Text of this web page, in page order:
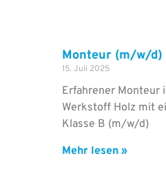
Monteur (m/w/d)
15. Juli 2025
Erfahrener Monteur
Werkstoff Holz mit
Klasse B (m/w/d)
Mehr lesen »